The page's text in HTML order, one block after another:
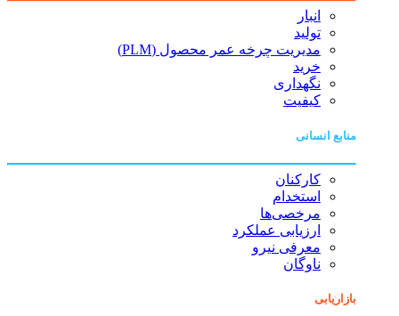
انبار
تولید
مدیریت چرخه عمر محصول (PLM)
خرید
نگهداری
کیفیت
منابع انسانی
کارکنان
استخدام
مرخصی‌ها
ارزیابی عملکرد
معرفی نیرو
ناوگان
بازاریابی